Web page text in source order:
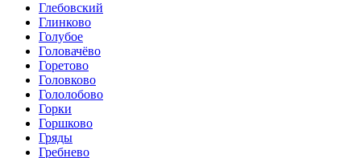
Глебовский
Глинково
Голубое
Головачёво
Горетово
Головково
Гололобово
Горки
Горшково
Гряды
Гребнево